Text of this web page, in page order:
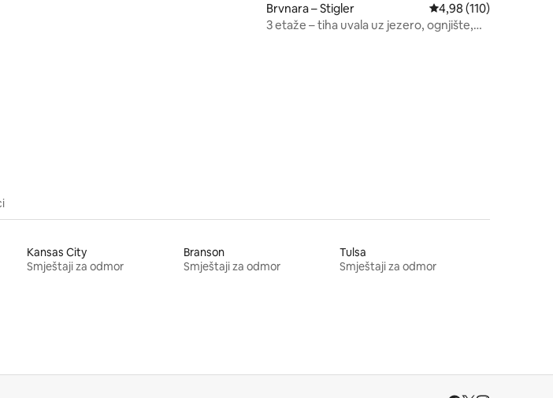
Brvnara – Stigler Prosječna ocjena:
4,98 (110)
3 etaže – tiha uvala uz jezero, ognjište,
Kansas City
Smještaji za odmor
Branson
Smještaji za odmor
Tulsa
Smještaji za odmor